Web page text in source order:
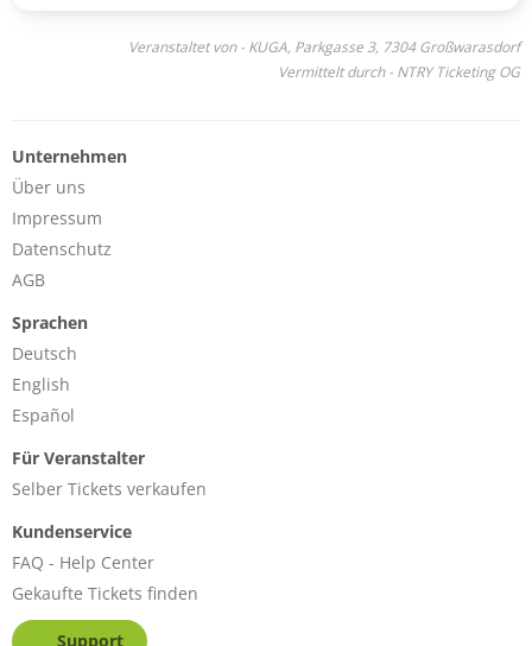
Veranstaltet von - KUGA, Parkgasse 3, 7304 Großwarasdorf
Vermittelt durch - NTRY Ticketing OG
Unternehmen
Über uns
Impressum
Datenschutz
AGB
Sprachen
Deutsch
English
Español
Für Veranstalter
Selber Tickets verkaufen
Kundenservice
FAQ - Help Center
Gekaufte Tickets finden
Support